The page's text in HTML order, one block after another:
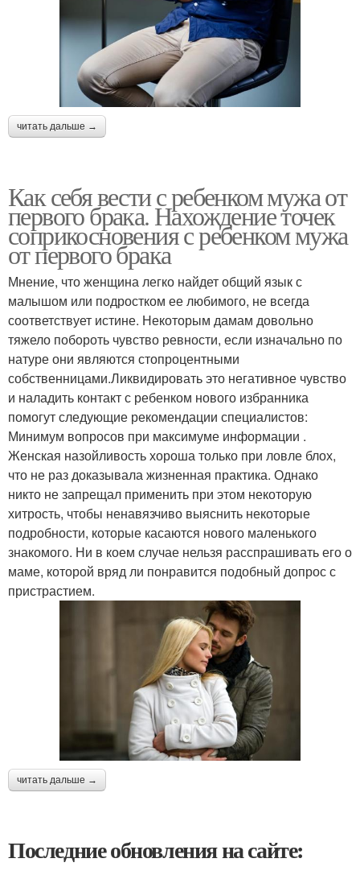
читать дальше →
Как себя вести с ребенком мужа от
первого брака. Нахождение точек
соприкосновения с ребенком мужа
от первого брака
Мнение, что женщина легко найдет общий язык с
малышом или подростком ее любимого, не всегда
соответствует истине. Некоторым дамам довольно
тяжело побороть чувство ревности, если изначально по
натуре они являются стопроцентными
собственницами.Ликвидировать это негативное чувство
и наладить контакт с ребенком нового избранника
помогут следующие рекомендации специалистов:
Минимум вопросов при максимуме информации .
Женская назойливость хороша только при ловле блох,
что не раз доказывала жизненная практика. Однако
никто не запрещал применить при этом некоторую
хитрость, чтобы ненавязчиво выяснить некоторые
подробности, которые касаются нового маленького
знакомого. Ни в коем случае нельзя расспрашивать его о
маме, которой вряд ли понравится подобный допрос с
пристрастием.
читать дальше →
Последние обновления на сайте: